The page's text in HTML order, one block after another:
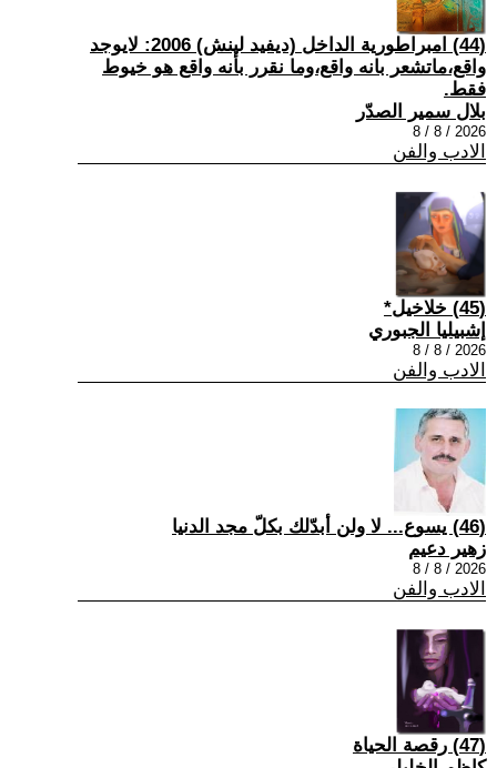
(44) امبراطورية الداخل (ديفيد لينش) 2006: لايوجد
واقع،ماتشعر بانه واقع،وما نقرر بأنه واقع هو خيوط
فقط.
بلال سمير الصدّر
2026 / 8 / 8
الادب والفن
(45) خلاخيل*
إشبيليا الجبوري
2026 / 8 / 8
الادب والفن
(46) يسوع... لا ولن أبدّلك بكلّ مجد الدنيا
زهير دعيم
2026 / 8 / 8
الادب والفن
(47) رقصة الحياة